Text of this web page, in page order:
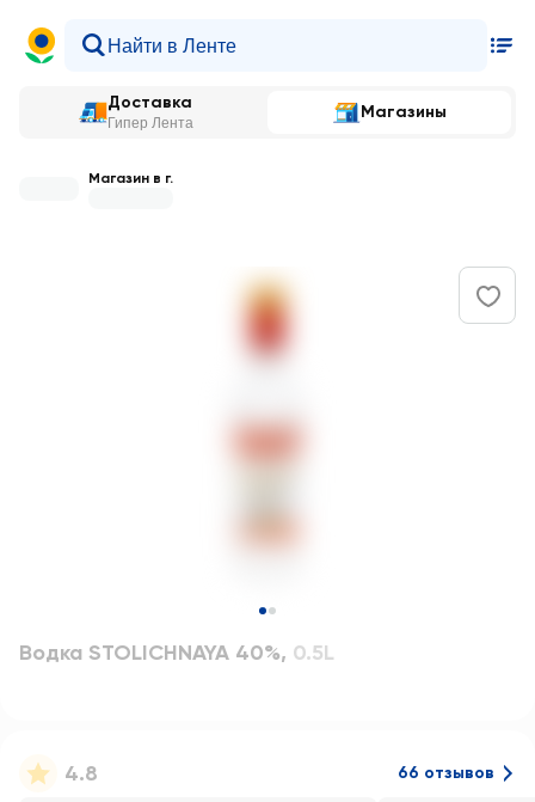
Доставка
Гипер Лента
Магазины
Магазин в г.
Водка STOLICHNAYA 40%, 0.5L
4.8 66 отзывов